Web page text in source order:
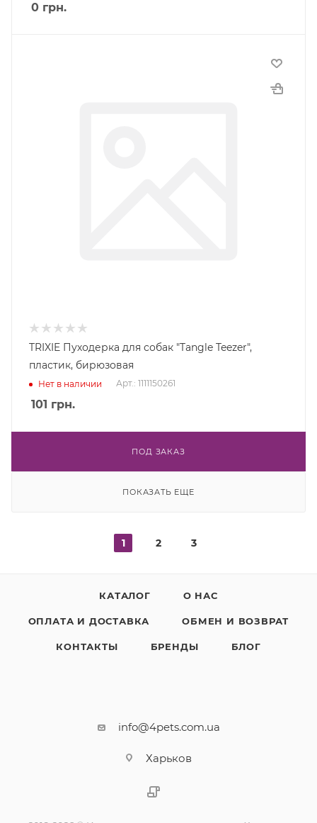
0 грн.
TRIXIE Пуходерка для собак "Tangle Teezer",
пластик, бирюзовая
Нет в наличии Арт.: 1111150261
101 грн.
ПОД ЗАКАЗ
ПОКАЗАТЬ ЕЩЕ
1 2 3
КАТАЛОГ О НАС
ОПЛАТА И ДОСТАВКА ОБМЕН И ВОЗВРАТ
КОНТАКТЫ БРЕНДЫ БЛОГ
info@4pets.com.ua
Харьков